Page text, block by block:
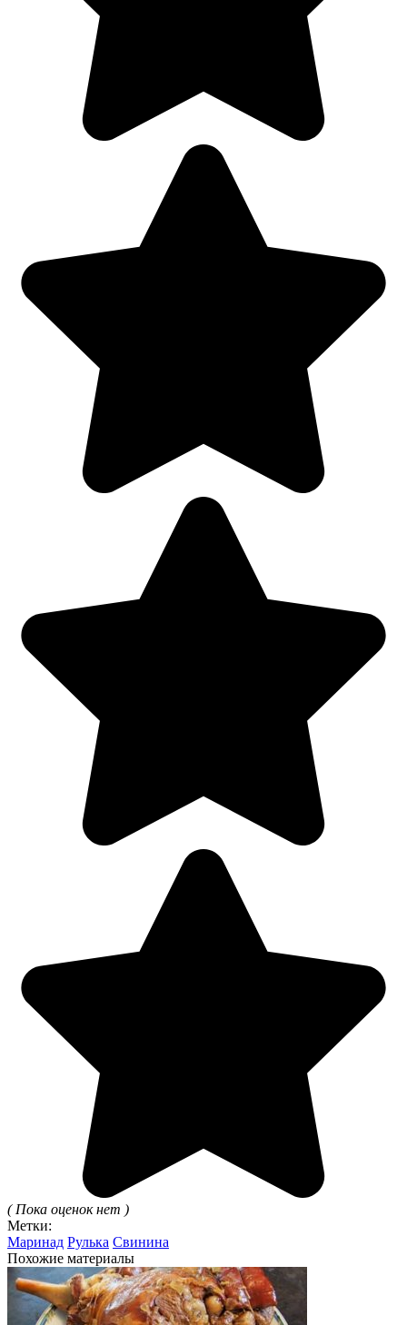
( Пока оценок нет )
Метки:
Маринад Рулька Свинина
Похожие материалы